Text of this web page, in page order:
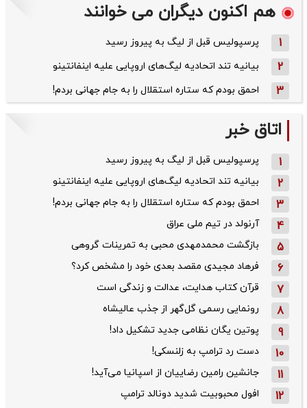
هم اکنون دیگران می خوانند
1 پرسپولیس قبل از لیگ به پیروز رسید
2 بیانیه تند اتحادیه لیگ‌های اروپایی علیه اینفانتینو
3 احمق بودم که ستاره استقلال را به جام جهانی بردم!
اتاق خبر
1 پرسپولیس قبل از لیگ به پیروز رسید
2 بیانیه تند اتحادیه لیگ‌های اروپایی علیه اینفانتینو
3 احمق بودم که ستاره استقلال را به جام جهانی بردم!
4 آرنولد در تیم ملی عراق
5 بازگشت محمدمهدی محبی به تمرینات گروهی
6 فرهاد مجیدی مقصد بعدی خود را مشخص کرد؟
7 قرآن کتاب هدایت، عدالت و زندگی است
8 رونمایی رسمی گل‌گهر از جذب عالیشاه
9 پوتین یگان نظامی جدید تشکیل داد!
10 دست رد ترامپ به زلنسکی!
11 جانشین رامین رضاییان از اسپانیا می‌آید!
12 افول محبوبیت شدید دونالد ترامپ